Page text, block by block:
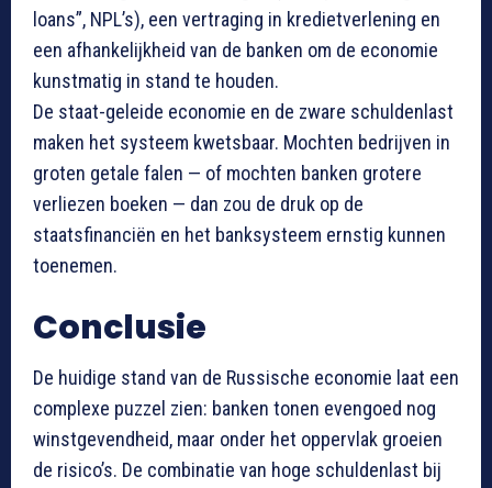
loans”, NPL’s), een vertraging in kredietverlening en
een afhankelijkheid van de banken om de economie
kunstmatig in stand te houden.
De staat-geleide economie en de zware schuldenlast
maken het systeem kwetsbaar. Mochten bedrijven in
groten getale falen — of mochten banken grotere
verliezen boeken — dan zou de druk op de
staatsfinanciën en het banksysteem ernstig kunnen
toenemen.
Conclusie
De huidige stand van de Russische economie laat een
complexe puzzel zien: banken tonen evengoed nog
winstgevendheid, maar onder het oppervlak groeien
de risico’s. De combinatie van hoge schuldenlast bij